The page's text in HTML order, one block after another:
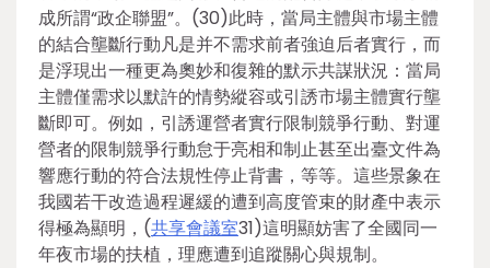
成所謂“政企聯盟”。(30)此時，當局主體與市場主體
的結合壟斷行動凡是并不需求前者強迫后者實行，而
是浮現出一種更為奧妙和復雜的默示共謀狀況：當局
主體僅需求以默許的情勢縱容或引誘市場主體實行壟
斷即可。例如，引誘運營者實行限制競爭行動、對運
營者的限制競爭行動怠于亮相和制止甚至出臺文件為
響應行動的符合法規性停止背書，等等。這些景象在
我國若干改造過程遲緩的遭到高度管束的財產中表示
得極為顯明，(共享會議室31)這明顯妨害了全國同一
年夜市場的扶植，理應遭到追蹤關心與規制。